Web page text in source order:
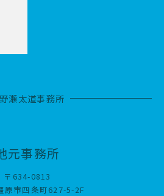
瀬太道事務所
元事務所
〒634-0813
原市四条町627-5-2F